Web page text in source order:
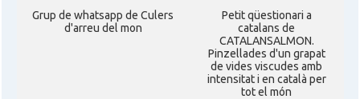
Grup de whatsapp de Culers
d'arreu del mon
Petit qüestionari a
catalans de
CATALANSALMON.
Pinzellades d'un grapat
de vides viscudes amb
intensitat i en català per
tot el món